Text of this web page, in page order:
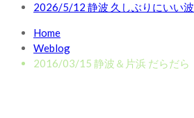
2026/5/12 静波 久しぶりにいい波
Home
Weblog
2016/03/15 静波＆片浜 だらだら